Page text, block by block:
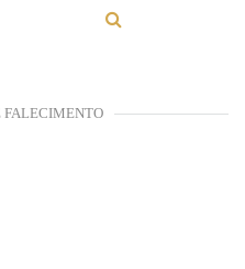
FALECIMENTO